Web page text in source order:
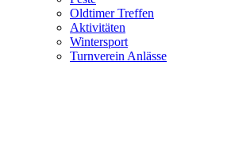
Oldtimer Treffen
Aktivitäten
Wintersport
Turnverein Anlässe